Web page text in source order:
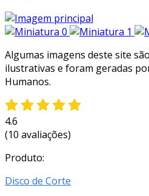
Algumas imagens deste site
ilustrativas e foram geradas
Humanos.
4.6
(10 avaliações)
Produto:
Disco de Corte